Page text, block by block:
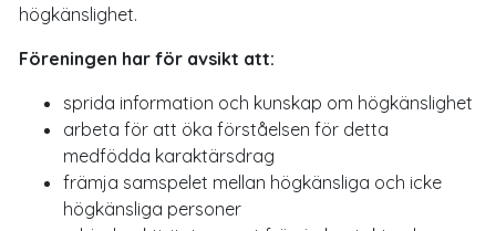
högkänslighet.
Föreningen har för avsikt att:
sprida information och kunskap om högkänslighet
arbeta för att öka förståelsen för detta
medfödda karaktärsdrag
främja samspelet mellan högkänsliga och icke
högkänsliga personer